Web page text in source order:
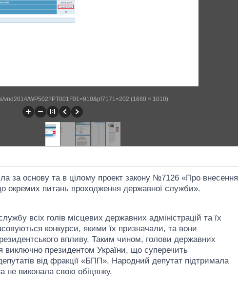
vnd2014/WP502?PT001F01=910&pf7171=202 (1680 × 1010)
за основу та в цілому проект закону №7126 «Про внесення
окремих питань проходження державної служби».
всіх голів місцевих державних адміністрацій та їх
конкурси, якими їх призначали, та вони
впливу. Таким чином, голови державних
виключно президентом України, що суперечить
від фракції «БПП». Народний депутат підтримала
не виконала свою обіцянку.